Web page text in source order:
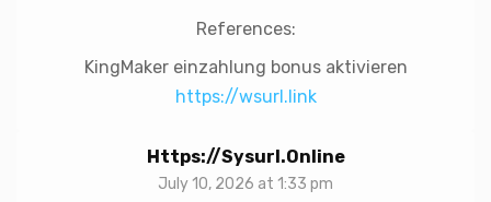
References:
KingMaker einzahlung bonus aktivieren
https://wsurl.link
Https://sysurl.online
July 10, 2026 at 1:33 pm